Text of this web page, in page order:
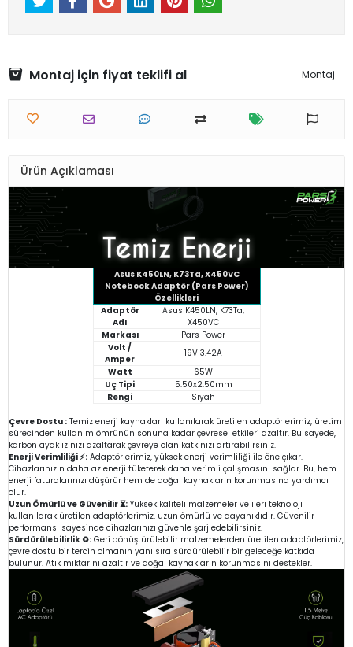
Montaj için fiyat teklifi al Montaj
Ürün Açıklaması
Asus K450LN, K73Ta, X450VC
Notebook Adaptör (Pars Power)
Özellikleri
Adaptör
Adı
Asus K450LN, K73Ta,
X450VC
Markası
Pars Power
Volt /
Amper
19V 3.42A
Watt
65W
Uç Tipi
5.50x2.50mm
Rengi
Siyah
Çevre Dostu : Temiz enerji kaynakları kullanılarak üretilen adaptörlerimiz, üretim
sürecinden kullanım ömrünün sonuna kadar çevresel etkileri azaltır. Bu sayede,
karbon ayak izinizi azaltarak çevreye olan katkınızı artırabilirsiniz.
Enerji Verimliliği ⚡: Adaptörlerimiz, yüksek enerji verimliliği ile öne çıkar.
Cihazlarınızın daha az enerji tüketerek daha verimli çalışmasını sağlar. Bu, hem
enerji faturalarınızı düşürür hem de doğal kaynakların korunmasına yardımcı
olur.
Uzun Ömürlü ve Güvenilir ⏳: Yüksek kaliteli malzemeler ve ileri teknoloji
kullanılarak üretilen adaptörlerimiz, uzun ömürlü ve dayanıklıdır. Güvenilir
performansı sayesinde cihazlarınızı güvenle şarj edebilirsiniz.
Sürdürülebilirlik ♻️: Geri dönüştürülebilir malzemelerden üretilen adaptörlerimiz,
çevre dostu bir tercih olmanın yanı sıra sürdürülebilir bir geleceğe katkıda
bulunur. Atık miktarını azaltır ve doğal kaynakların korunmasını destekler.